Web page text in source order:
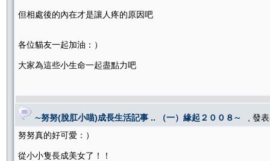
但相處後的內在才是讓人疼的原因吧
各位貓友一起加油：）
大家為這些小生命一起盡點力吧
∼努努(脫肛小喵)成長生活記事 .. （一）緣起２００８∼
, 發
努努真的好可愛：）
從小小隻長成美女了！！